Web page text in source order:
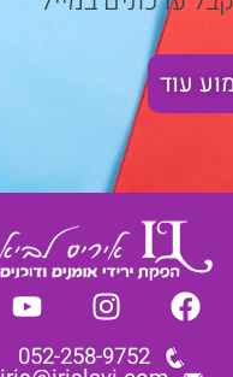
052-258-9752